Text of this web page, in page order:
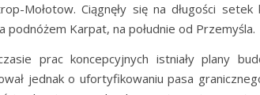
Mołotow. Ciągnęły się na długości
podnóżem Karpat, na południe od Przemyśla.
prac koncepcyjnych istniały plany
jednak o ufortyfikowaniu pasa